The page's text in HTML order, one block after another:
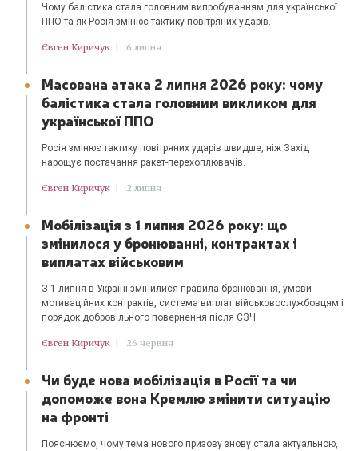
Чому балістика стала головним випробуванням для української
ППО та як Росія змінює тактику повітряних ударів.
Євген Киричук | 6 липня
Масована атака 2 липня 2026 року: чому
балістика стала головним викликом для
української ППО
Росія змінює тактику повітряних ударів швидше, ніж Захід
нарощує постачання ракет-перехоплювачів.
Євген Киричук | 2 липня
Мобілізація з 1 липня 2026 року: що
змінилося у бронюванні, контрактах і
виплатах військовим
З 1 липня в Україні змінилися правила бронювання, умови
мотиваційних контрактів, система виплат військовослужбовцям і
порядок добровільного повернення після СЗЧ.
Євген Киричук | 26 червня
Чи буде нова мобілізація в Росії та чи
допоможе вона Кремлю змінити ситуацію
на фронті
Пояснюємо, чому тема нового призову знову стала актуальною,